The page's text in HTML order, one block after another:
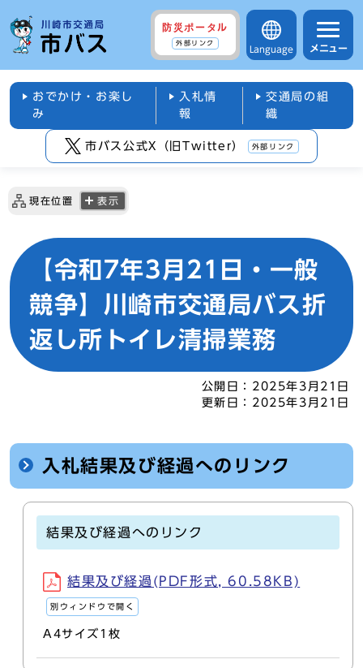
防災ポータル
外部リンク
Language メニュー
おでかけ・お楽し
み
入札情
報
交通局の組
織
市バス公式X（旧Twitter） 外部リンク
現在位置 表示
【令和7年3月21日・一般
競争】川崎市交通局バス折
返し所トイレ清掃業務
公開日： 2025年3月21日
更新日： 2025年3月21日
入札結果及び経過へのリンク
結果及び経過へのリンク
結果及び経過(PDF形式, 60.58KB)
別ウィンドウで開く
A4サイズ1枚